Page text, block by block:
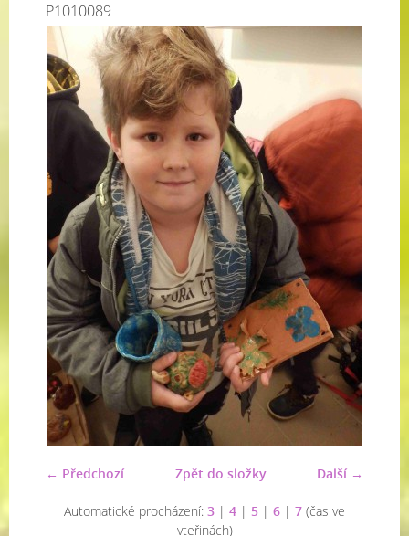
P1010089
← Předchozí Další →
Zpět do složky
Automatické procházení: 3 | 4 | 5 | 6 | 7 (čas ve
vteřinách)